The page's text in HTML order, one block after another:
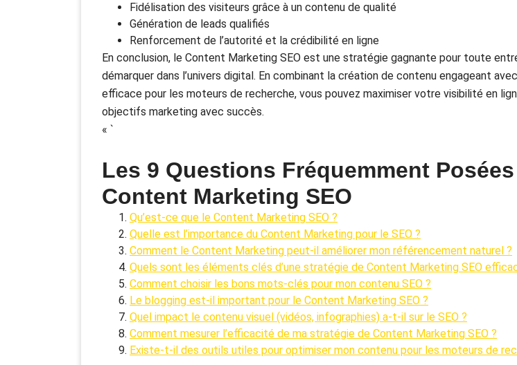
Fidélisation des visiteurs grâce à un contenu de qualité
Génération de leads qualifiés
Renforcement de l’autorité et la crédibilité en ligne
En conclusion, le Content Marketing SEO est une stratégie gagnante pour toute
démarquer dans l’univers digital. En combinant la création de contenu engageant
efficace pour les moteurs de recherche, vous pouvez maximiser votre visibilité en
objectifs marketing avec succès.
« `
Les 9 Questions Fréquemment
Content Marketing SEO
Qu’est-ce que le Content Marketing SEO ?
Quelle est l’importance du Content Marketing pour le SEO ?
Comment le Content Marketing peut-il améliorer mon référencement naturel ?
Quels sont les éléments clés d’une stratégie de Content Marketing SEO
Comment choisir les bons mots-clés pour mon contenu SEO ?
Le blogging est-il important pour le Content Marketing SEO ?
Quel impact le contenu visuel (vidéos, infographies) a-t-il sur le SEO ?
Comment mesurer l’efficacité de ma stratégie de Content Marketing SEO ?
Existe-t-il des outils utiles pour optimiser mon contenu pour les moteurs de